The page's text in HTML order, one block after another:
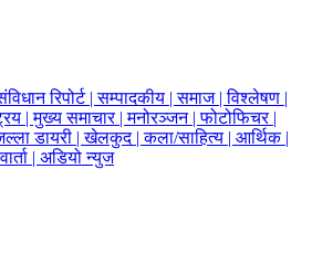
रिपोर्ट |सम्पादकीय |समाज |विश्लेषण |
|मुख्य समाचार |मनोरञ्जन |फोटोफिचर |
डायरी |खेलकुद |कला/साहित्य | आर्थिक |
| अडियो न्युज